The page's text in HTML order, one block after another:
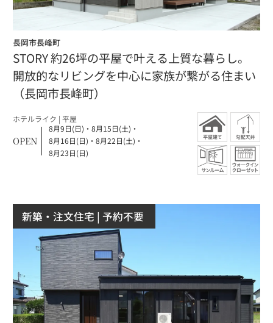
長岡市長峰町
STORY 約26坪の平屋で叶える上質な暮らし。
開放的なリビングを中心に家族が繋がる住まい
（長岡市長峰町）
ホテルライク | 平屋
OPEN
8月9日(日) ・ 8月15日(土) ・
8月16日(日) ・ 8月22日(土) ・
8月23日(日)
新築・注文住宅 | 予約不要